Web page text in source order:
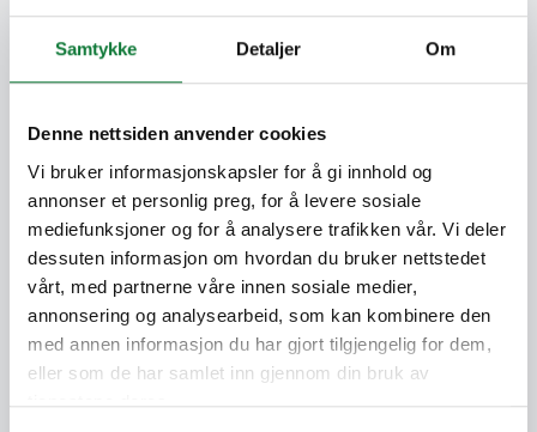
Samtykke Detaljer Om
Denne nettsiden anvender cookies
Vi bruker informasjonskapsler for å gi innhold og
annonser et personlig preg, for å levere sosiale
mediefunksjoner og for å analysere trafikken vår. Vi deler
dessuten informasjon om hvordan du bruker nettstedet
vårt, med partnerne våre innen sosiale medier,
annonsering og analysearbeid, som kan kombinere den
med annen informasjon du har gjort tilgjengelig for dem,
eller som de har samlet inn gjennom din bruk av
tjenestene deres.
Verminderde CO2-voetafdruk
vermindering van 80% in CO2-uitstoot ten
opzichte van het Europese gemiddelde voor
primair aluminium. Vraag uw dynamische
Environmental Product Declaration (EPD)
aan.
75% gerecycled
Onze oplossingen zijn gemaakt met